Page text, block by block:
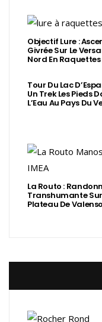
Objectif Lure :
Givrée Sur Le
Nord En Raquettes
Tour Du Lac
Un Trek Les Pieds
L’Eau Au Pays Du
La Routo :
Transhumante Sur
Plateau De